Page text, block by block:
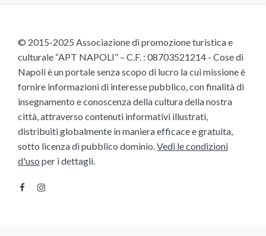
© 2015-2025 Associazione di promozione turistica e
culturale “APT NAPOLI” – C.F. : 08703521214 - Cose di
Napoli è un portale senza scopo di lucro la cui missione è
fornire informazioni di interesse pubblico, con finalità di
insegnamento e conoscenza della cultura della nostra
città, attraverso contenuti informativi illustrati,
distribuiti globalmente in maniera efficace e gratuita,
sotto licenza di pubblico dominio.Vedi le condizioni
d'uso per i dettagli.